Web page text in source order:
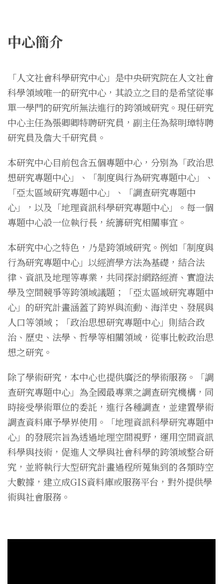
中心簡介
「人文社會科學研究中心」是中央研究院在人文社會
科學領域唯一的研究中心，其設立之目的是希望從事
單一學門的研究所無法進行的跨領域研究。現任研究
中心主任為張卿卿特聘研究員，副主任為蔡明璋特聘
研究員及詹大千研究員。
本研究中心目前包含五個專題中心，分別為「政治思
想研究專題中心」、「制度與行為研究專題中心」、
「亞太區域研究專題中心」、「調查研究專題中
心」，以及「地理資訊科學研究專題中心」。每一個
專題中心設一位執行長，統籌研究相關事宜。
本研究中心之特色，乃是跨領域研究。例如「制度與
行為研究專題中心」以經濟學方法為基礎，結合法
律、資訊及地理等專業，共同探討網路經濟、實證法
學及空間競爭等跨領域議題；「亞太區域研究專題中
心」的研究計畫涵蓋了跨界與流動、海洋史、發展與
人口等領域；「政治思想研究專題中心」則結合政
治、歷史、法學、哲學等相關領域，從事比較政治思
想之研究。
除了學術研究，本中心也提供廣泛的學術服務。「調
查研究專題中心」為全國最專業之調查研究機構，同
時接受學術單位的委託，進行各種調查，並建置學術
調查資料庫予學界使用。「地理資訊科學研究專題中
心」的發展宗旨為透過地理空間視野，運用空間資訊
科學與技術，促進人文學與社會科學的跨領域整合研
究，並將執行大型研究計畫過程所蒐集到的各類時空
大數據，建立成GIS資料庫或服務平台，對外提供學
術與社會服務。